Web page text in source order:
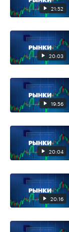
21:52
20:03
19:56
20:04
20:16